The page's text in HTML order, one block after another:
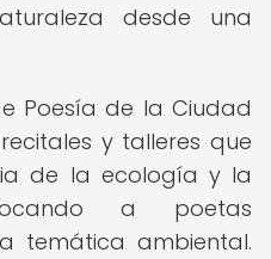
desde una
Poesía de la Ciudad
y talleres que
de la ecología y la
a poetas
temática ambiental.